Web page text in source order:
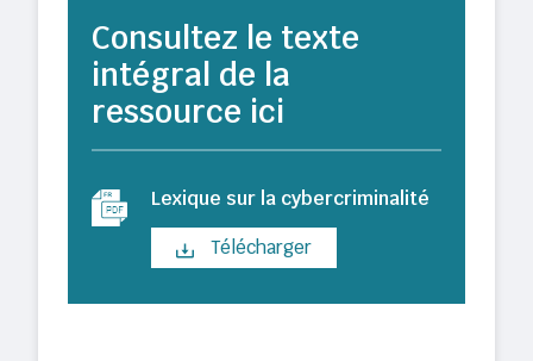
Consultez le texte
intégral de la
ressource ici
Lexique sur la cybercriminalité
Télécharger